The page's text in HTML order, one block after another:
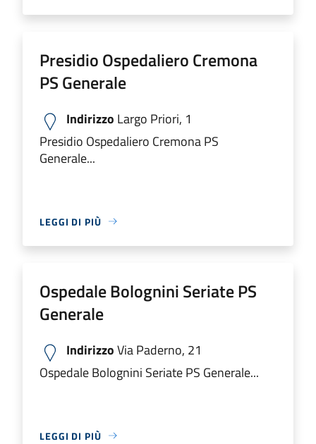
Presidio Ospedaliero Cremona
PS Generale
Indirizzo Largo Priori, 1
Presidio Ospedaliero Cremona PS
Generale...
LEGGI DI PIÙ
Ospedale Bolognini Seriate PS
Generale
IndirizzoVia Paderno, 21
Ospedale Bolognini Seriate PS Generale...
LEGGI DI PIÙ